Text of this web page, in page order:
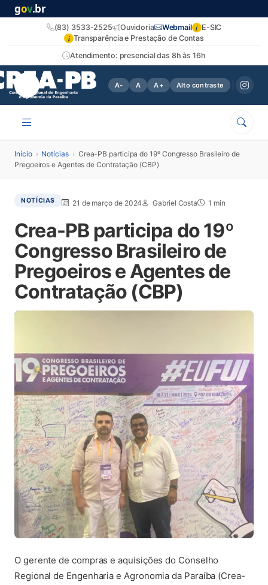
gov.br
Atendimento: presencial das 8h às 16h
(83) 3533-2525 Ouvidoria Webmail i E-SIC
i Transparência e Prestação de Contas
A- A A+ Alto contraste
Início › Notícias › Crea-PB participa do 19º Congresso Brasileiro de
Pregoeiros e Agentes de Contratação (CBP)
NOTÍCIAS 21 de março de 2024 Gabriel Costa 1 min
Crea-PB participa do 19º
Congresso Brasileiro de
Pregoeiros e Agentes de
Contratação (CBP)
O gerente de compras e aquisições do Conselho
Regional de Engenharia e Agronomia da Paraíba (Crea-